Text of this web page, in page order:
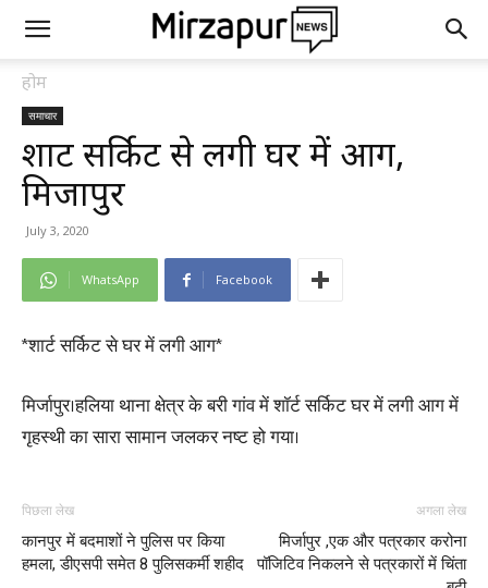
होम
समाचार
शार्ट सर्किट से लगी घर में आग,
मिर्जापुर
July 3, 2020
WhatsApp Facebook
*शार्ट सर्किट से घर में लगी आग*
मिर्जापुर।हलिया थाना क्षेत्र के बरी गांव में शॉर्ट सर्किट घर में लगी आग में
गृहस्थी का सारा सामान जलकर नष्ट हो गया।
पिछला लेख
कानपुर में बदमाशों ने पुलिस पर किया
हमला, डीएसपी समेत 8 पुलिसकर्मी शहीद
अगला लेख
मिर्जापुर ,एक और पत्रकार करोना
पॉजिटिव निकलने से पत्रकारों में चिंता